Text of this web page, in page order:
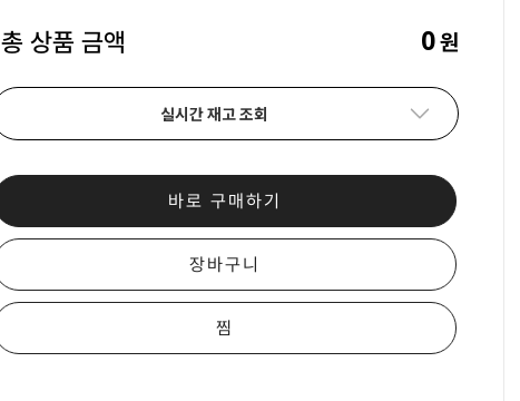
총 상품 금액 0원
실시간 재고 조회
바로 구매하기
장바구니
찜